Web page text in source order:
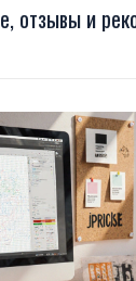
отзывы и